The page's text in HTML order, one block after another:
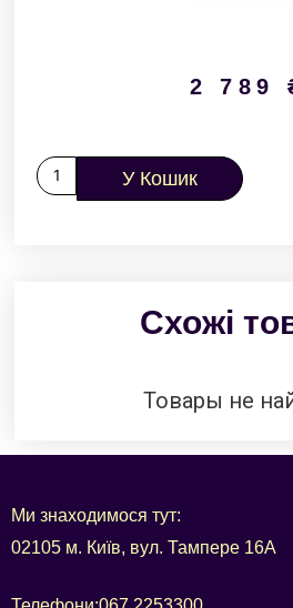
2 789
У Кошик
Схожі
Товары не
Ми знаходимося тут:
02105 м. Київ, вул. Тампере 16А